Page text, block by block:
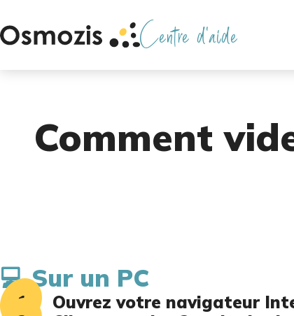
Centre d'aide
Comment
💻 Sur un PC
Ouvrez votre navigateur